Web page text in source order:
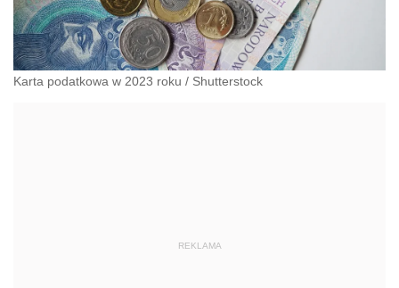
Karta podatkowa w 2023 roku / Shutterstock